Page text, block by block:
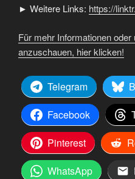
► Weitere Links: https://
Für mehr Informationen
anzuschauen, hier klicken!
Telegram
Facebook
Pinterest
WhatsApp